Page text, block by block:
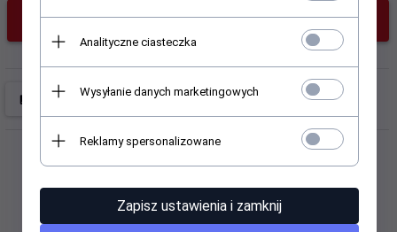
KUP TERAZ!
Analityczne ciasteczka
Wysyłanie danych marketingowych
Reklamy spersonalizowane
Zapisz ustawienia i zamknij